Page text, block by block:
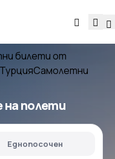
билети от
Самолетни
на полети
Еднопосочен